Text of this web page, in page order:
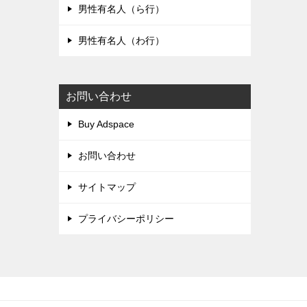
男性有名人（ら行）
男性有名人（わ行）
お問い合わせ
Buy Adspace
お問い合わせ
サイトマップ
プライバシーポリシー